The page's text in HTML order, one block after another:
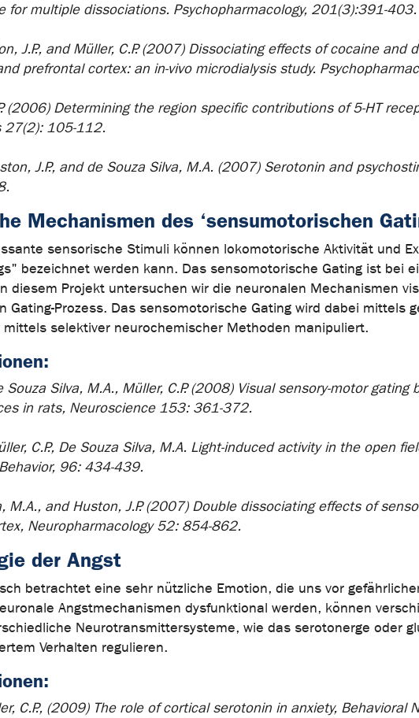
for multiple dissociations. Psychopharmacology, 201(3):391-403.
J.P., and Müller, C.P. (2007) Dissociating effects of cocaine
prefrontal cortex: an in-vivo microdialysis study.
(2006) Determining the region specific contributions of 5-HT
27(2): 105-112.
J.P., and de Souza Silva, M.A. (2007) Serotonin and
Mechanismen des ‘sensumotorischen
sensorische Stimuli können lokomotorische Aktivität und
bezeichnet werden kann. Das sensomotorische Gating ist bei
diesem Projekt untersuchen wir die neuronalen Mechanismen
Gating-Prozess. Das sensomotorische Gating wird dabei
mittels selektiver neurochemischer Methoden manipuliert.
Souza Silva, M.A., Müller, C.P. (2008) Visual sensory-motor
in rats, Neuroscience 153: 361-372.
C.P., De Souza Silva, M.A. Light-induced activity in the open
96: 434-439.
M.A., and Huston, J.P. (2007) Double dissociating effects of
Neuropharmacology 52: 854-862.
der Angst
betrachtet eine sehr nützliche Emotion, die uns vor
Angstmechanismen dysfunktional werden, können
Neurotransmittersysteme, wie das serotonerge oder
Verhalten regulieren.
C.P., (2009) The role of cortical serotonin in anxiety,